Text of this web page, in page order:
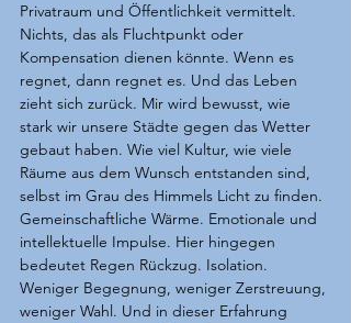
Privatraum und Öffentlichkeit vermittelt.
Nichts, das als Fluchtpunkt oder
Kompensation dienen könnte. Wenn es
regnet, dann regnet es. Und das Leben
zieht sich zurück. Mir wird bewusst, wie
stark wir unsere Städte gegen das Wetter
gebaut haben. Wie viel Kultur, wie viele
Räume aus dem Wunsch entstanden sind,
selbst im Grau des Himmels Licht zu finden.
Gemeinschaftliche Wärme. Emotionale und
intellektuelle Impulse. Hier hingegen
bedeutet Regen Rückzug. Isolation.
Weniger Begegnung, weniger Zerstreuung,
weniger Wahl. Und in dieser Erfahrung